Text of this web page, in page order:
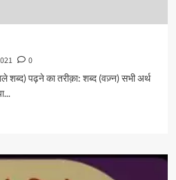
0
पढ़ने का तरीक़ा: शब्द (वज़्न) सभी अर्थ